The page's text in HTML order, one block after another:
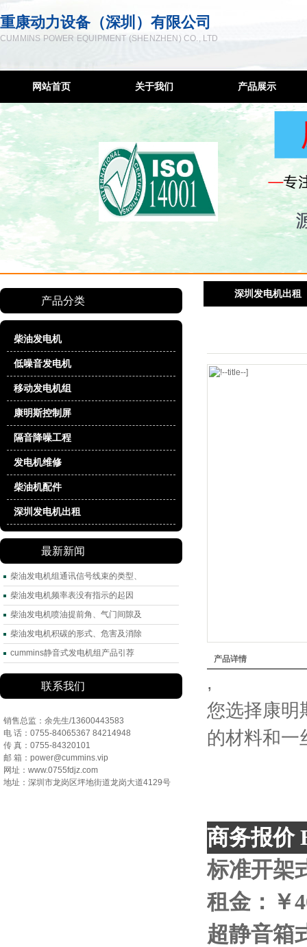
重康动力设备（深圳）有限公司
CUMMINS POWER EQUIPMENT (SHENZHEN) CO., LTD
网站首页 关于我们
联系方式
服务宗旨
售后网络
产品展示
柴油发电机
低噪音发电机
移动发电机组
康明斯控制屏
隔音降噪工程
柴油机配件
深圳发电机出租
产品分类
柴油发电机
低噪音发电机
移动发电机组
康明斯控制屏
隔音降噪工程
发电机维修
柴油机配件
深圳发电机出租
最新新闻
柴油发电机组通讯信号线束的类型、
柴油发电机频率表没有指示的起因
柴油发电机喷油提前角、气门间隙及
柴油发电机积碳的形式、危害及消除
cummins静音式发电机组产品引荐
联系我们
销售总监：余先生/13600443583
电 话：0755-84065367 84214948
传 真：0755-84320101
邮 箱：power@cummins.vip
网址：www.0755fdjz.com
地址：深圳市龙岗区坪地街道龙岗大道4129号
深圳发电机出租
产品详情
,
您选择康明
的材料和一
商务报价
标准开架
租金：
超静音箱